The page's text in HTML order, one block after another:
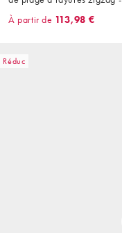
Beige
À partir de 113,98 €
Réduc